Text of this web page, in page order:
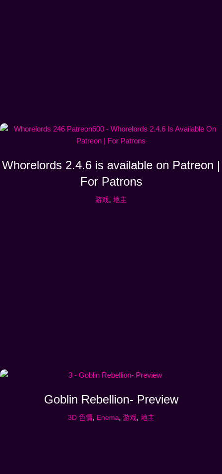
Whorelords 2.4.6 is available on Patreon |
For Patrons
游戏, 地主
Goblin Rebellion- Preview
3D 色情, Enema, 游戏, 地主